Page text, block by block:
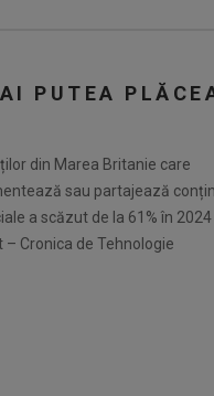
PUTEA
din Marea Britanie care
sau partajează
a scăzut de la 61% în 2024
– Cronica de Tehnologie